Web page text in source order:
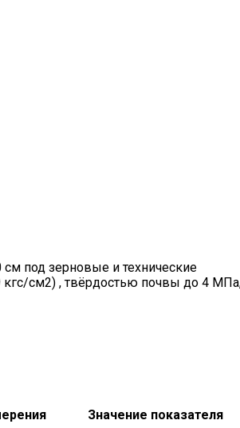
под зерновые и технические
кгс/см2) , твёрдостью почвы до 4
Значение показателя